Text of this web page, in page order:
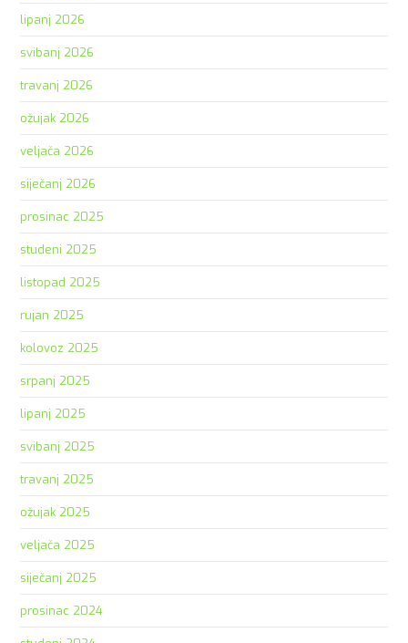
lipanj 2026
svibanj 2026
travanj 2026
ožujak 2026
veljača 2026
siječanj 2026
prosinac 2025
studeni 2025
listopad 2025
rujan 2025
kolovoz 2025
srpanj 2025
lipanj 2025
svibanj 2025
travanj 2025
ožujak 2025
veljača 2025
siječanj 2025
prosinac 2024